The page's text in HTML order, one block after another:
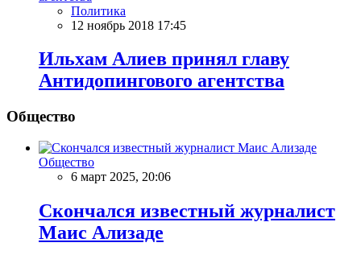
Политика
12 ноябрь 2018 17:45
Ильхам Алиев принял главу
Антидопингового агентства
Общество
Общество
6 март 2025, 20:06
Скончался известный журналист
Маис Ализаде